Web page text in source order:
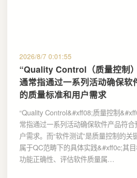
2026/8/7 0:01:55
“Quality Control（质量控制
通常指通过一系列活动确保软
的质量标准和用户需求
“Quality Control&#xff08;质量控制
常指通过一系列活动确保软件产品符
户需求。而“软件测试”是质量控制的关
属于QC范畴下的具体实践&#xff0c;其
功能正确性、评估软件质量属…